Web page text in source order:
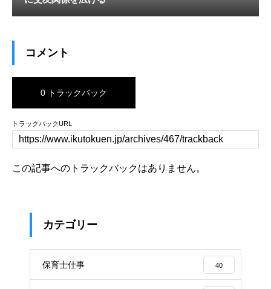
コメント
0 トラックバック
トラックバックURL
この記事へのトラックバックはありません。
カテゴリー
保育士仕事 40